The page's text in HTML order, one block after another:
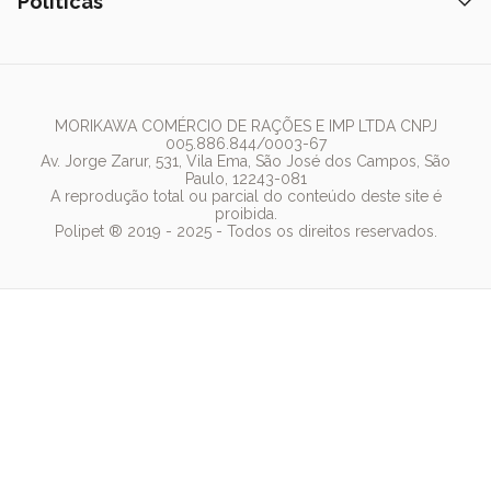
Pedigree
Whiskas
Dog Chow
Royal Canin
MORIKAWA COMÉRCIO DE RAÇÕES E IMP LTDA CNPJ
005.886.844/0003-67
Av. Jorge Zarur, 531, Vila Ema, São José dos Campos, São
Paulo, 12243-081
A reprodução total ou parcial do conteúdo deste site é
proibida.
Polipet ® 2019 - 2025 - Todos os direitos reservados.